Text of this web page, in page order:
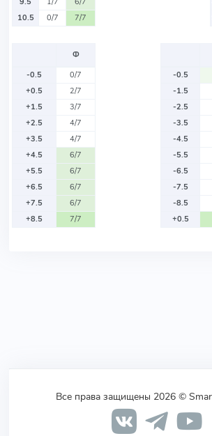
10.5
0/7 7/7
Ф
-0.5
0/7
+0.5
2/7
+1.5
3/7
+2.5
4/7
+3.5
4/7
+4.5
6/7
+5.5
6/7
+6.5
6/7
+7.5
6/7
+8.5
7/7
-0.5
-1.5
-2.5
-3.5
-4.5
-5.5
-6.5
-7.5
-8.5
+0.5
Все права защищены 2026 ©